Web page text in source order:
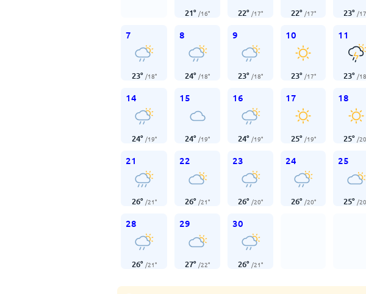
21° /16° 22° /17° 22° /17° 23° /17
7
23° /18°
8
24° /18°
9
23° /18°
10
23° /17°
11
23° /18
14
24° /19°
15
24° /19°
16
24° /19°
17
25° /19°
18
25° /20
21
26° /21°
22
26° /21°
23
26° /20°
24
26° /20°
25
25° /20
28
26° /21°
29
27° /22°
30
26° /21°